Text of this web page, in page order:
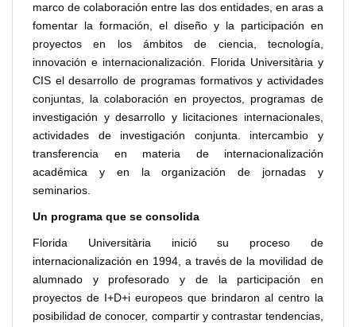
marco de colaboración entre las dos entidades, en aras a
fomentar la formación, el diseño y la participación en
proyectos en los ámbitos de ciencia, tecnología,
innovación e internacionalización. Florida Universitària y
CIS el desarrollo de programas formativos y actividades
conjuntas, la colaboración en proyectos, programas de
investigación y desarrollo y licitaciones internacionales,
actividades de investigación conjunta. intercambio y
transferencia en materia de internacionalización
académica y en la organización de jornadas y
seminarios.
Un programa que se consolida
Florida Universitària inició su proceso de
internacionalización en 1994, a través de la movilidad de
alumnado y profesorado y de la participación en
proyectos de I+D+i europeos que brindaron al centro la
posibilidad de conocer, compartir y contrastar tendencias,